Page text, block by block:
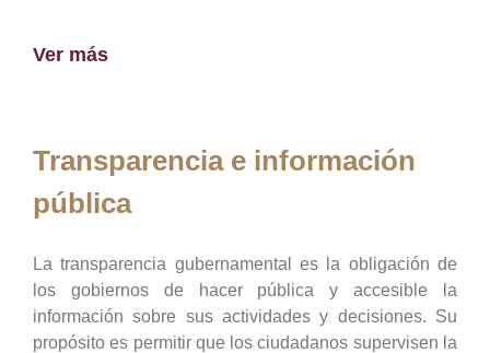
Ver más
Transparencia e información
pública
La transparencia gubernamental es la obligación de
los gobiernos de hacer pública y accesible la
información sobre sus actividades y decisiones. Su
propósito es permitir que los ciudadanos supervisen la